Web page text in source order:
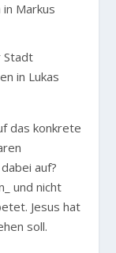
Markus
Stadt
in Lukas
das konkrete
auf?
und nicht
Jesus hat
soll.